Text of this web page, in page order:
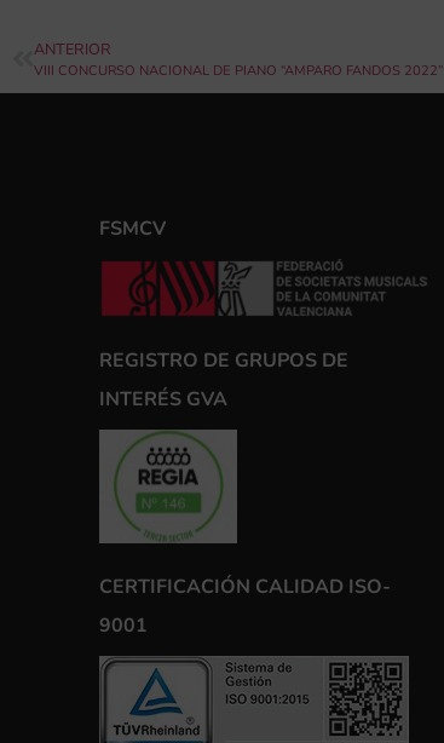
ANTERIOR
VIII CONCURSO NACIONAL DE PIANO “AMPARO FANDOS 2022”
FSMCV
REGISTRO DE GRUPOS DE
INTERÉS GVA
CERTIFICACIÓN CALIDAD ISO-
9001